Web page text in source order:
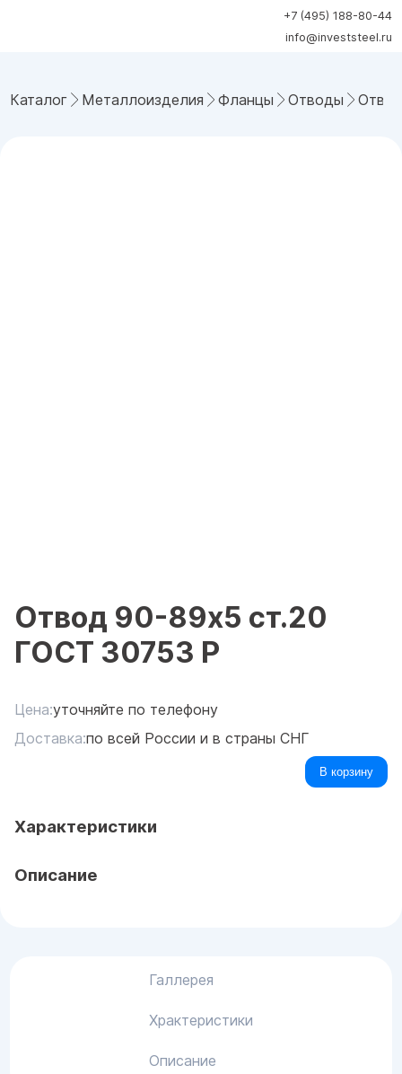
+7 (495) 188-80-44
info@investsteel.ru
Каталог Металлоизделия Фланцы Отводы
Отвод 90-89х5 ст.20
ГОСТ 30753 Р
Цена:уточняйте по телефону
Доставка:по всей России и в страны СНГ
В корзину
Характеристики
Описание
Галлерея
Храктеристики
Описание